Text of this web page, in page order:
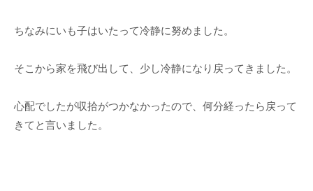
ちなみにいも子はいたって冷静に努めました。
そこから家を飛び出して、少し冷静になり戻ってきました。
心配でしたが収拾がつかなかったので、何分経ったら戻って
きてと言いました。